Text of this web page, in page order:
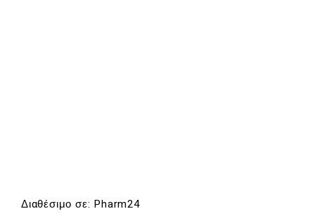
Διαθέσιμο σε: Pharm24